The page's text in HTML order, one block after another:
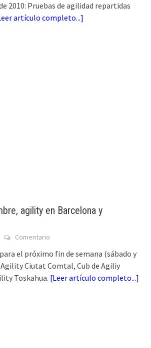
2010: Pruebas de agilidad repartidas
artículo completo...]
agility en Barcelona y
Comentario
el próximo fin de semana (sábado y
Ciutat Comtal, Cub de Agiliy
Toskahua. [Leer artículo completo...]